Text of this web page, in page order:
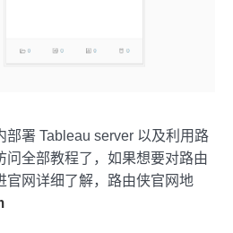
部署 Tableau server 以及利用路
问全部教程了，如果想要对路由
官网详细了解，路由侠官网地